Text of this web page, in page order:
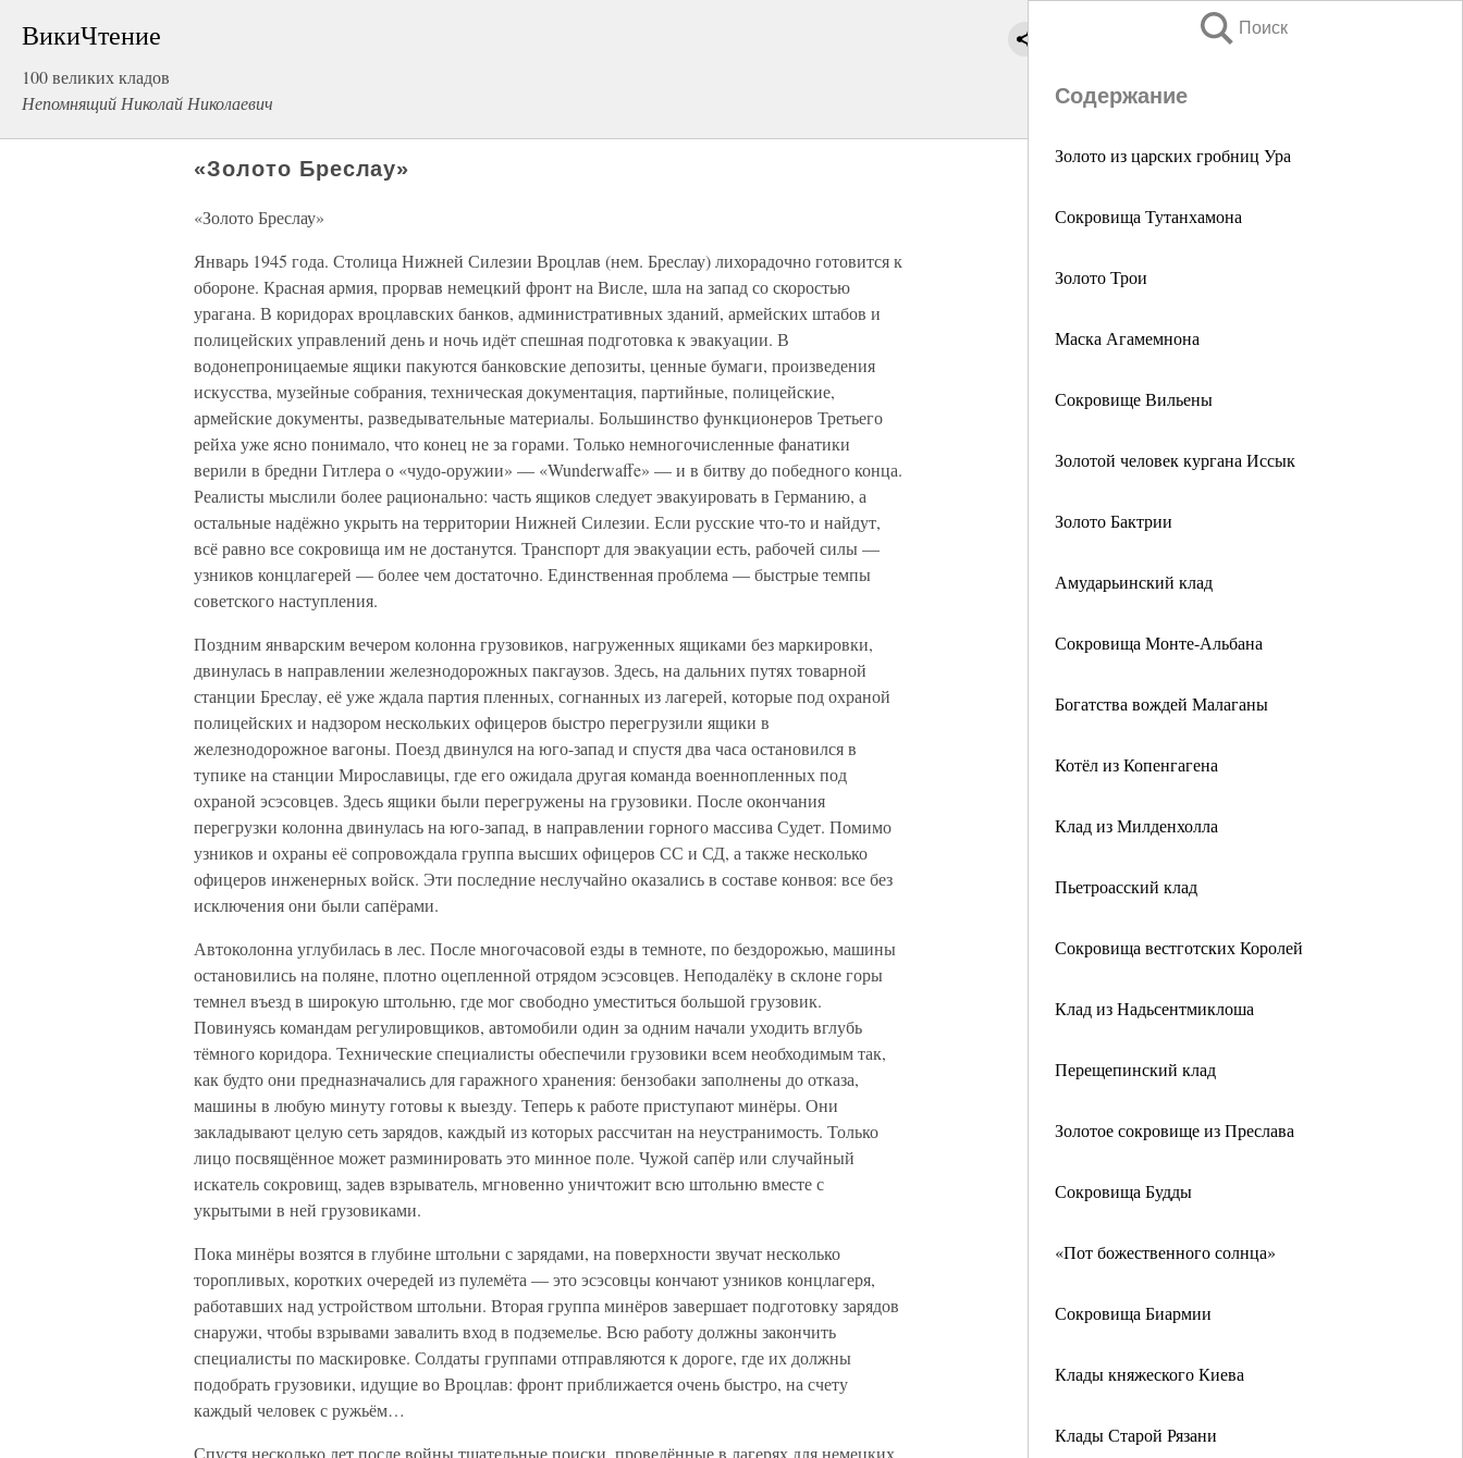
ВикиЧтение
100 великих кладов
Непомнящий Николай Николаевич
Поиск
Содержание
Золото из царских гробниц Ура
Сокровища Тутанхамона
Золото Трои
Маска Агамемнона
Сокровище Вильены
Золотой человек кургана Иссык
Золото Бактрии
Амударьинский клад
Сокровища Монте-Альбана
Богатства вождей Малаганы
Котёл из Копенгагена
Клад из Милденхолла
Пьетроасский клад
Сокровища вестготских Королей
Клад из Надьсентмиклоша
Перещепинский клад
Золотое сокровище из Преслава
Сокровища Будды
«Пот божественного солнца»
Сокровища Биармии
Клады княжеского Киева
Клады Старой Рязани
«Золото Бреслау»
«Золото Бреслау»
Январь 1945 года. Столица Нижней Силезии Вроцлав (нем. Бреслау) лихорадочно готовится к
обороне. Красная армия, прорвав немецкий фронт на Висле, шла на запад со скоростью
урагана. В коридорах вроцлавских банков, административных зданий, армейских штабов и
полицейских управлений день и ночь идёт спешная подготовка к эвакуации. В
водонепроницаемые ящики пакуются банковские депозиты, ценные бумаги, произведения
искусства, музейные собрания, техническая документация, партийные, полицейские,
армейские документы, разведывательные материалы. Большинство функционеров Третьего
рейха уже ясно понимало, что конец не за горами. Только немногочисленные фанатики
верили в бредни Гитлера о «чудо-оружии» — «Wunderwaffe» — и в битву до победного конца.
Реалисты мыслили более рационально: часть ящиков следует эвакуировать в Германию, а
остальные надёжно укрыть на территории Нижней Силезии. Если русские что-то и найдут,
всё равно все сокровища им не достанутся. Транспорт для эвакуации есть, рабочей силы —
узников концлагерей — более чем достаточно. Единственная проблема — быстрые темпы
советского наступления.
Поздним январским вечером колонна грузовиков, нагруженных ящиками без маркировки,
двинулась в направлении железнодорожных пакгаузов. Здесь, на дальних путях товарной
станции Бреслау, её уже ждала партия пленных, согнанных из лагерей, которые под охраной
полицейских и надзором нескольких офицеров быстро перегрузили ящики в
железнодорожное вагоны. Поезд двинулся на юго-запад и спустя два часа остановился в
тупике на станции Мирославицы, где его ожидала другая команда военнопленных под
охраной эсэсовцев. Здесь ящики были перегружены на грузовики. После окончания
перегрузки колонна двинулась на юго-запад, в направлении горного массива Судет. Помимо
узников и охраны её сопровождала группа высших офицеров СС и СД, а также несколько
офицеров инженерных войск. Эти последние неслучайно оказались в составе конвоя: все без
исключения они были сапёрами.
Автоколонна углубилась в лес. После многочасовой езды в темноте, по бездорожью, машины
остановились на поляне, плотно оцепленной отрядом эсэсовцев. Неподалёку в склоне горы
темнел въезд в широкую штольню, где мог свободно уместиться большой грузовик.
Повинуясь командам регулировщиков, автомобили один за одним начали уходить вглубь
тёмного коридора. Технические специалисты обеспечили грузовики всем необходимым так,
как будто они предназначались для гаражного хранения: бензобаки заполнены до отказа,
машины в любую минуту готовы к выезду. Теперь к работе приступают минёры. Они
закладывают целую сеть зарядов, каждый из которых рассчитан на неустранимость. Только
лицо посвящённое может разминировать это минное поле. Чужой сапёр или случайный
искатель сокровищ, задев взрыватель, мгновенно уничтожит всю штольню вместе с
укрытыми в ней грузовиками.
Пока минёры возятся в глубине штольни с зарядами, на поверхности звучат несколько
торопливых, коротких очередей из пулемёта — это эсэсовцы кончают узников концлагеря,
работавших над устройством штольни. Вторая группа минёров завершает подготовку зарядов
снаружи, чтобы взрывами завалить вход в подземелье. Всю работу должны закончить
специалисты по маскировке. Солдаты группами отправляются к дороге, где их должны
подобрать грузовики, идущие во Вроцлав: фронт приближается очень быстро, на счету
каждый человек с ружьём…
Спустя несколько лет после войны тщательные поиски, проведённые в лагерях для немецких